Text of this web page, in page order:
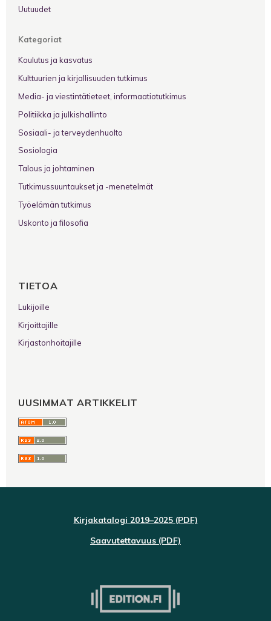
Uutuudet
Kategoriat
Koulutus ja kasvatus
Kulttuurien ja kirjallisuuden tutkimus
Media- ja viestintätieteet, informaatiotutkimus
Politiikka ja julkishallinto
Sosiaali- ja terveydenhuolto
Sosiologia
Talous ja johtaminen
Tutkimussuuntaukset ja -menetelmät
Työelämän tutkimus
Uskonto ja filosofia
TIETOA
Lukijoille
Kirjoittajille
Kirjastonhoitajille
UUSIMMAT ARTIKKELIT
Kirjakatalogi 2019–2025 (PDF)
Saavutettavuus (PDF)